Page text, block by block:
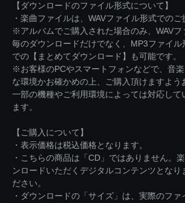
【ダウンロードのファイル形式について】
・楽曲ファイルは、WAVファイル形式でのご
※アルバムでご購入された場合のみ、WAVフ
毎のダウンロードだけでなく、MP3ファイ
での【まとめてダウンロード】も可能です。
※お客様のPCやスマートフォンなどで、音
な環境かお確かめの上、ご購入頂けますよう
一部の機種やご利用環境によっては対応して
ます。
【ご購入について】
・表示価格は税込価格となります。
・こちらの商品は「CD」ではありません。
ンロードいただくデジタルコンテンツとなり
ださい。
・ダウンロードの「サイズ」は、実際のファ